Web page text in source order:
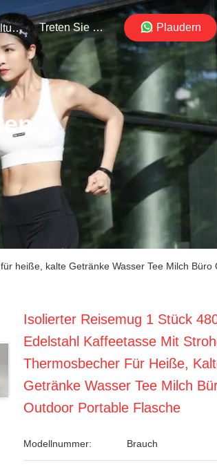
Veranstaltungen Treten Sie Mit Uns In Verbindung Plaudern
heiße, kalte Getränke Wasser Tee Milch Büro
Isolierter Reisemug 1 Stück
Edelstahl Kaffeetasse Mit
Thermosbecher Für Heiße,
Getränke Wasser Tee Milch
Outdoor Portable Flasche
Modellnummer: Brauch